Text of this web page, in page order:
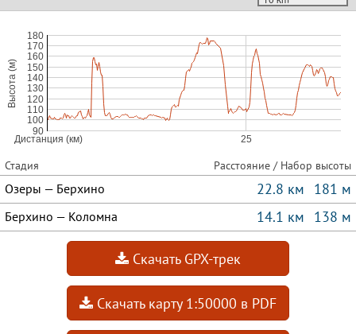
Стадия Расстояние / Набор высоты
Озеры — Берхино 22.8 км 181 м
Берхино — Коломна 14.1 км 138 м
Скачать GPX-трек
Скачать карту 1:50000 в PDF